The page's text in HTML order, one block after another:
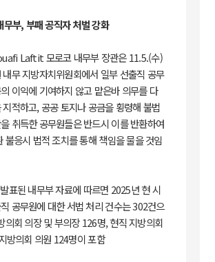
부, 부패 공직자 처벌 강화
Laftit 모로코 내무부 장관은 11.5.(수)
무 지방자치위원회에서 일부 선출직 공무
이익에 기여하지 않고 맡은바 의무를 다
적하고, 공공 토지나 공금을 횡령해 불법
취득한 공무원들은 반드시 이를 반환하여
불응시 법적 조치를 통해 책임을 물을 것임
표된 내무부 자료에 따르면 2025년 현 시
공무원에 대한 서법 처리 건수는 302건으
의회 의장 및 부의장 126명, 현직 지방의회
방의회 의원 124명이 포함